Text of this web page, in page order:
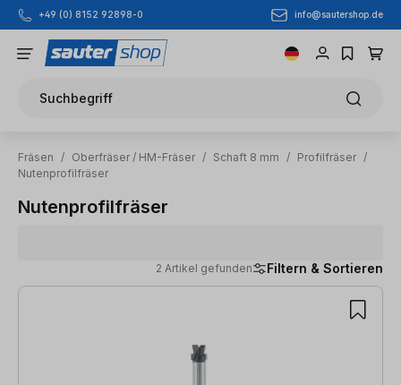
Zum Hauptinhalt springen
+49 (0) 8152 92898-0 info@sautershop.de
Suchbegriff
Fräsen / Oberfräser / HM-Fräser / Schaft 8 mm / Profilfräser /
Nutenprofilfräser
Nutenprofilfräser
2 Artikel gefunden Filtern & Sortieren
2 Artikel gefunden